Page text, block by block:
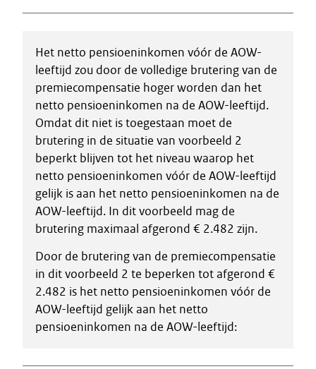
Het netto pensioeninkomen vóór de AOW-
leeftijd zou door de volledige brutering van de
premiecompensatie hoger worden dan het
netto pensioeninkomen na de AOW-leeftijd.
Omdat dit niet is toegestaan moet de
brutering in de situatie van voorbeeld 2
beperkt blijven tot het niveau waarop het
netto pensioeninkomen vóór de AOW-leeftijd
gelijk is aan het netto pensioeninkomen na de
AOW-leeftijd. In dit voorbeeld mag de
brutering maximaal afgerond € 2.482 zijn.
Door de brutering van de premiecompensatie
in dit voorbeeld 2 te beperken tot afgerond €
2.482 is het netto pensioeninkomen vóór de
AOW-leeftijd gelijk aan het netto
pensioeninkomen na de AOW-leeftijd: